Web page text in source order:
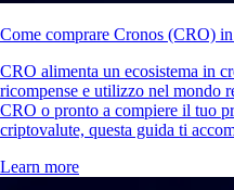
Come comprare Cronos (CRO)
CRO alimenta un ecosistema in
ricompense e utilizzo nel mondo
CRO o pronto a compiere il tuo
criptovalute, questa guida ti
Learn more